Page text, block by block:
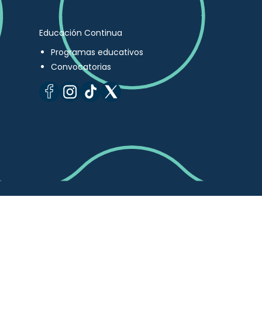
Educación Continua
Programas educativos
Convocatorias